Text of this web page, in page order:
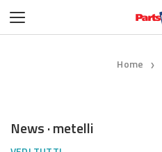
Home ❯
News · metelli